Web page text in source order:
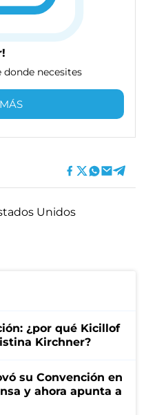
donde necesites
Unidos
¿por qué Kicillof
Kirchner?
su Convención en
y ahora apunta a